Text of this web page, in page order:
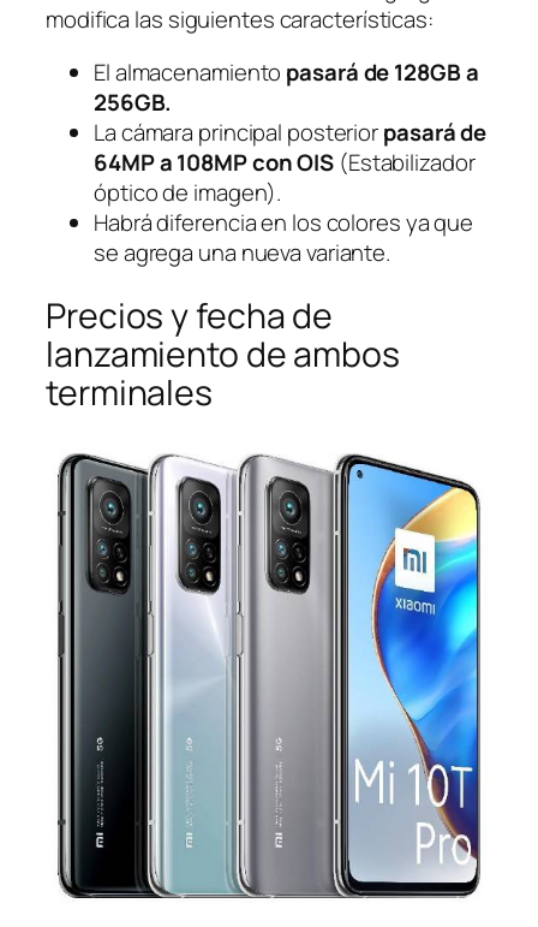
modifica las siguientes características:
El almacenamiento pasará de 128GB a
256GB.
La cámara principal posteriorpasará de
64MP a 108MP con OIS (Estabilizador
óptico de imagen).
Habrá diferencia en los colores ya que
se agrega una nueva variante.
Precios y fecha de
lanzamiento de ambos
terminales